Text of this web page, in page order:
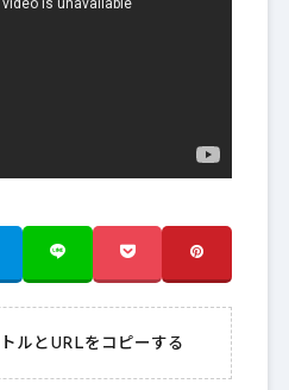
ルとURLをコピーする